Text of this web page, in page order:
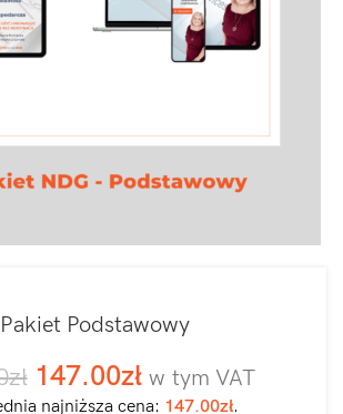
Pakiet Podstawowy
zł 147.00zł w tym VAT
najniższa cena: 147.00zł.